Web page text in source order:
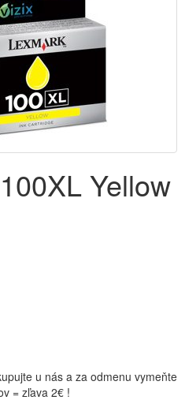
Yellow
u nás a za odmenu vymeňte
= zľava 2€ !